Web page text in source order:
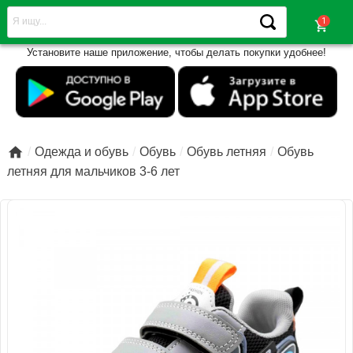
shopping_cart
Установите наше приложение, чтобы делать покупки удобнее!
 Одежда и обувь Обувь Обувь летняя
Обувь
летняя для мальчиков 3-6 лет